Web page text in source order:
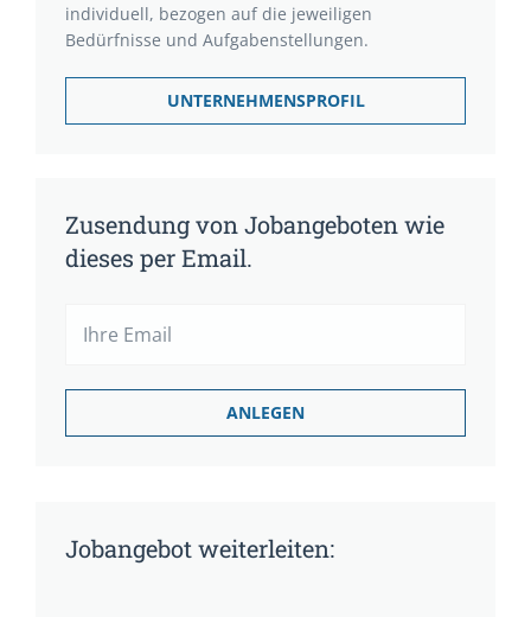
individuell, bezogen auf die jeweiligen
Bedürfnisse und Aufgabenstellungen.
UNTERNEHMENSPROFIL
Zusendung von Jobangeboten wie
dieses per Email.
Jobangebot weiterleiten: